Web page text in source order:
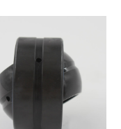
технического